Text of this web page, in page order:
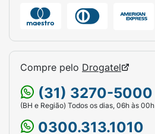
Compre pelo Drogatel
(31) 3270-5000
(BH e Região) Todos os dias, 06h às 00h
0300.313.1010